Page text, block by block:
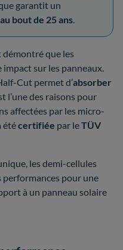
garantit un
bout de 25 ans
que les
sur les panneaux.
Cut permet d’absorber
l’une des raisons pour
affectées par les micro-
étécertifiée par leTÜV
les demi-cellules
pour une
à un panneau solaire